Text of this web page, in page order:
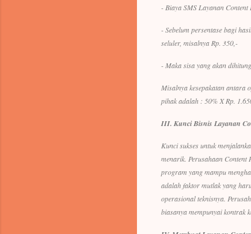
- Biaya SMS Layanan
- Sebelum persentase bagi
seluler, misalnya Rp. 350,-
- Maka sisa yang akan
Misalnya kesepakatan antara
pihak adalah : 50% X Rp.
III. Kunci Bisnis Layanan
Kunci sukses untuk
menarik. Perusahaan
program yang mampu
adalah faktor mutlak yang
operasional teknisnya.
biasanya mempunyai kontrak